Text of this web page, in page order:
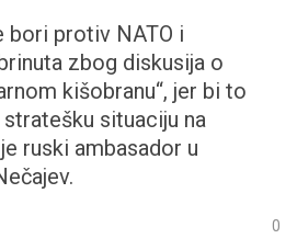
bori protiv NATO i
zbog diskusija o
kišobranu“, jer bi to
situaciju na
ruski ambasador u
0